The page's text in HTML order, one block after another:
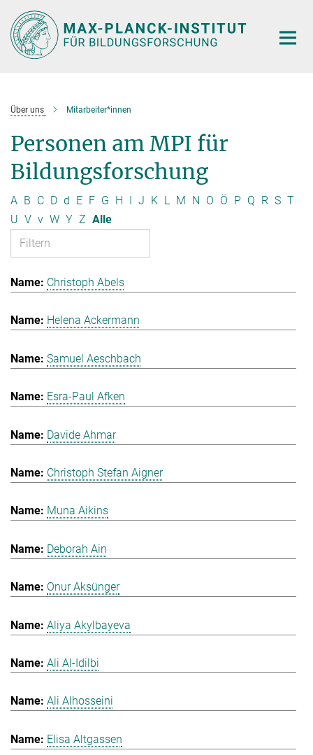
Hauptinhalt
Über uns Mitarbeiter*innen
Personen am MPI für
Bildungsforschung
A B C D d E F G H I J K L M N O Ö P Q R S T
U V v W Y Z Alle
Christoph Abels
Helena Ackermann
Samuel Aeschbach
Esra-Paul Afken
Davide Ahmar
Christoph Stefan Aigner
Muna Aikins
Deborah Ain
Onur Aksünger
Aliya Akylbayeva
Ali Al-Idilbi
Ali Alhosseini
Elisa Altgassen